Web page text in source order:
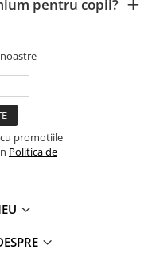
pentru copii?
promotiile
Politica de